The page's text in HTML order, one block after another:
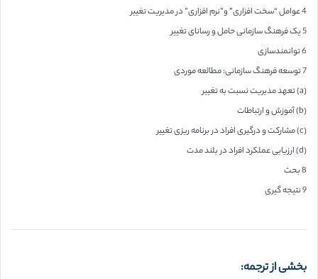
4 عوامل “سخت افزاری” و”نرم افزاری” در مدیریت تغییر
5 یک فرهنگ سازمانی حامل و رسانای تغییر
6 توانمندسازی
7 توسعه فرهنگ سازمانی: مطالعه موردی
(a) تعهد مدیریت نسبت به تغییر
(b) آموزش و ارتباطات
(c) مشارکت و درگیری افراد در برنامه ریزی تغییر
(d) ارزیابی عملکرد افراد در بلند مدت
8 بحث
9 نتیجه گیری
بخشی از ترجمه: